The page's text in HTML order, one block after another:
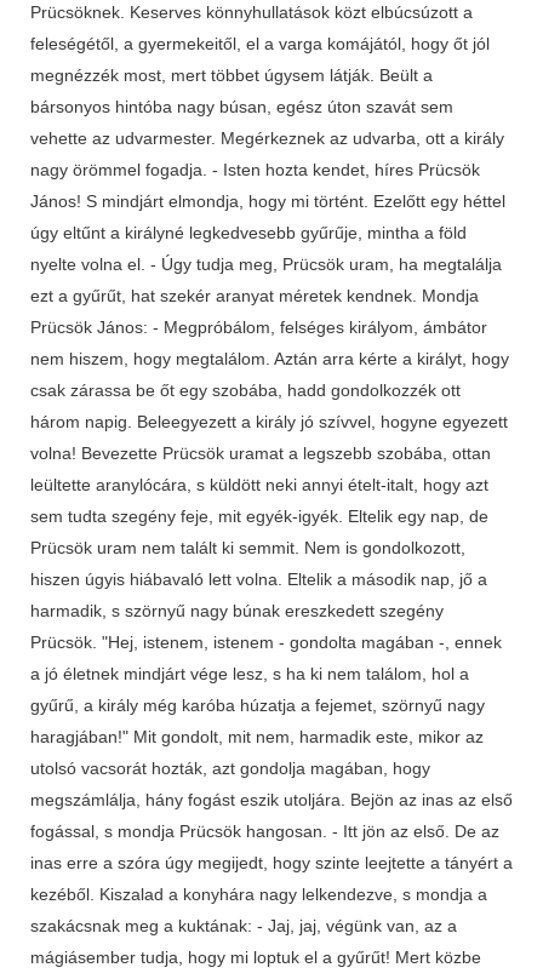
Prücsöknek. Keserves könnyhullatások közt elbúcsúzott a
feleségétől, a gyermekeitől, el a varga komájától, hogy őt jól
megnézzék most, mert többet úgysem látják. Beült a
bársonyos hintóba nagy búsan, egész úton szavát sem
vehette az udvarmester. Megérkeznek az udvarba, ott a király
nagy örömmel fogadja. - Isten hozta kendet, híres Prücsök
János! S mindjárt elmondja, hogy mi történt. Ezelőtt egy héttel
úgy eltűnt a királyné legkedvesebb gyűrűje, mintha a föld
nyelte volna el. - Úgy tudja meg, Prücsök uram, ha megtalálja
ezt a gyűrűt, hat szekér aranyat méretek kendnek. Mondja
Prücsök János: - Megpróbálom, felséges királyom, ámbátor
nem hiszem, hogy megtalálom. Aztán arra kérte a királyt, hogy
csak zárassa be őt egy szobába, hadd gondolkozzék ott
három napig. Beleegyezett a király jó szívvel, hogyne egyezett
volna! Bevezette Prücsök uramat a legszebb szobába, ottan
leültette aranylócára, s küldött neki annyi ételt-italt, hogy azt
sem tudta szegény feje, mit egyék-igyék. Eltelik egy nap, de
Prücsök uram nem talált ki semmit. Nem is gondolkozott,
hiszen úgyis hiábavaló lett volna. Eltelik a második nap, jő a
harmadik, s szörnyű nagy búnak ereszkedett szegény
Prücsök. "Hej, istenem, istenem - gondolta magában -, ennek
a jó életnek mindjárt vége lesz, s ha ki nem találom, hol a
gyűrű, a király még karóba húzatja a fejemet, szörnyű nagy
haragjában!" Mit gondolt, mit nem, harmadik este, mikor az
utolsó vacsorát hozták, azt gondolja magában, hogy
megszámlálja, hány fogást eszik utoljára. Bejön az inas az első
fogással, s mondja Prücsök hangosan. - Itt jön az első. De az
inas erre a szóra úgy megijedt, hogy szinte leejtette a tányért a
kezéből. Kiszalad a konyhára nagy lelkendezve, s mondja a
szakácsnak meg a kuktának: - Jaj, jaj, végünk van, az a
mágiásember tudja, hogy mi loptuk el a gyűrűt! Mert közbe